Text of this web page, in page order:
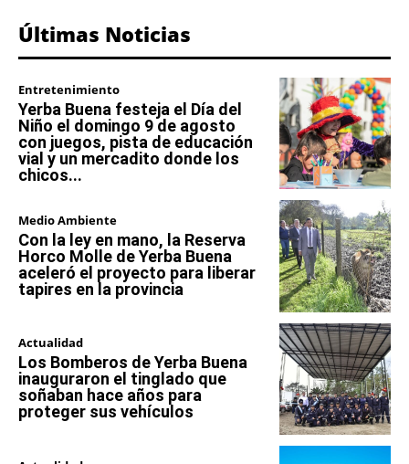
Últimas Noticias
Entretenimiento
Yerba Buena festeja el Día del
Niño el domingo 9 de agosto
con juegos, pista de educación
vial y un mercadito donde los
chicos...
Medio Ambiente
Con la ley en mano, la Reserva
Horco Molle de Yerba Buena
aceleró el proyecto para liberar
tapires en la provincia
Actualidad
Los Bomberos de Yerba Buena
inauguraron el tinglado que
soñaban hace años para
proteger sus vehículos